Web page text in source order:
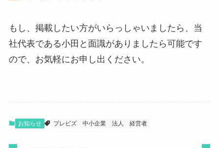
もし、掲載したい方がいらっしゃいましたら、当
社代表である小田と面識がありましたら可能です
ので、お気軽にお申し出ください。
お知らせ プレビズ 中小企業 法人 経営者